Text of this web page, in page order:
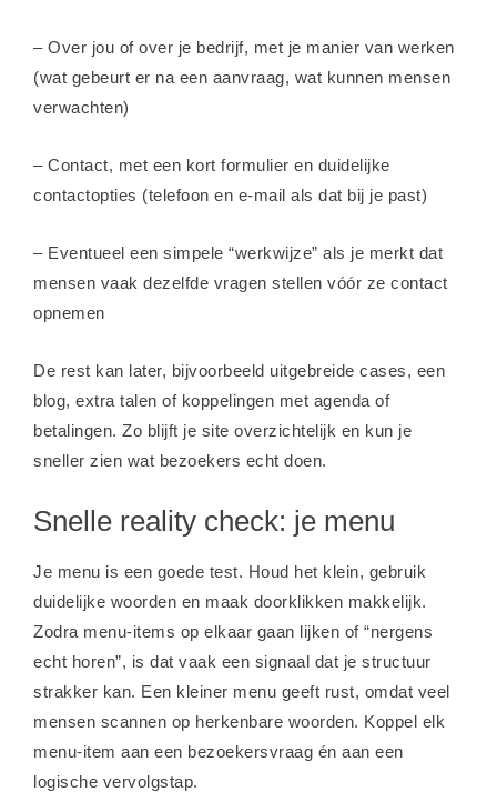
– Over jou of over je bedrijf, met je manier van werken
(wat gebeurt er na een aanvraag, wat kunnen mensen
verwachten)
– Contact, met een kort formulier en duidelijke
contactopties (telefoon en e-mail als dat bij je past)
– Eventueel een simpele “werkwijze” als je merkt dat
mensen vaak dezelfde vragen stellen vóór ze contact
opnemen
De rest kan later, bijvoorbeeld uitgebreide cases, een
blog, extra talen of koppelingen met agenda of
betalingen. Zo blijft je site overzichtelijk en kun je
sneller zien wat bezoekers echt doen.
Snelle reality check: je menu
Je menu is een goede test. Houd het klein, gebruik
duidelijke woorden en maak doorklikken makkelijk.
Zodra menu-items op elkaar gaan lijken of “nergens
echt horen”, is dat vaak een signaal dat je structuur
strakker kan. Een kleiner menu geeft rust, omdat veel
mensen scannen op herkenbare woorden. Koppel elk
menu-item aan een bezoekersvraag én aan een
logische vervolgstap.